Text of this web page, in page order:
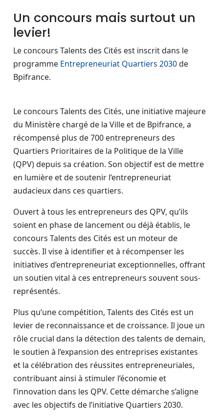
Un concours mais surtout un
levier!
Le concours Talents des Cités est inscrit dans le
programme Entrepreneuriat Quartiers 2030de
Bpifrance.
Le concours Talents des Cités, une initiative majeure
du Ministère chargé de la Ville et de Bpifrance, a
récompensé plus de 700 entrepreneurs des
Quartiers Prioritaires de la Politique de la Ville
(QPV) depuis sa création. Son objectif est de mettre
en lumière et de soutenir l’entrepreneuriat
audacieux dans ces quartiers.
Ouvert à tous les entrepreneurs des QPV, qu’ils
soient en phase de lancement ou déjà établis, le
concours Talents des Cités est un moteur de
succès. Il vise à identifier et à récompenser les
initiatives d’entrepreneuriat exceptionnelles, offrant
un soutien vital à ces entrepreneurs souvent sous-
représentés.
Plus qu’une compétition, Talents des Cités est un
levier de reconnaissance et de croissance. Il joue un
rôle crucial dans la détection des talents de demain,
le soutien à l’expansion des entreprises existantes
et la célébration des réussites entrepreneuriales,
contribuant ainsi à stimuler l’économie et
l’innovation dans les QPV. Cette démarche s’aligne
avec les objectifs de l’initiative Quartiers 2030.